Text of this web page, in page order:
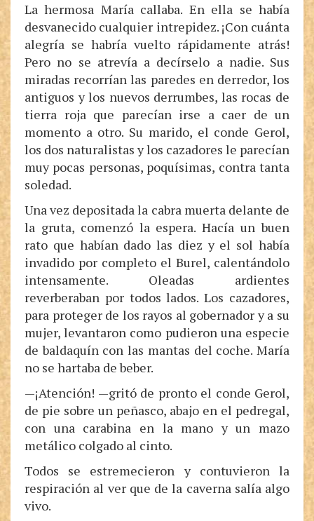
La hermosa María callaba. En ella se había
desvanecido cualquier intrepidez. ¡Con cuánta
alegría se habría vuelto rápidamente atrás!
Pero no se atrevía a decírselo a nadie. Sus
miradas recorrían las paredes en derredor, los
antiguos y los nuevos derrumbes, las rocas de
tierra roja que parecían irse a caer de un
momento a otro. Su marido, el conde Gerol,
los dos naturalistas y los cazadores le parecían
muy pocas personas, poquísimas, contra tanta
soledad.
Una vez depositada la cabra muerta delante de
la gruta, comenzó la espera. Hacía un buen
rato que habían dado las diez y el sol había
invadido por completo el Burel, calentándolo
intensamente. Oleadas ardientes
reverberaban por todos lados. Los cazadores,
para proteger de los rayos al gobernador y a su
mujer, levantaron como pudieron una especie
de baldaquín con las mantas del coche. María
no se hartaba de beber.
—¡Atención! —gritó de pronto el conde Gerol,
de pie sobre un peñasco, abajo en el pedregal,
con una carabina en la mano y un mazo
metálico colgado al cinto.
Todos se estremecieron y contuvieron la
respiración al ver que de la caverna salía algo
vivo.